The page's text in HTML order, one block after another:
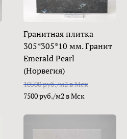
Гранитная плитка
305*305*10 мм. Гранит
Emerald Pearl
(Норвегия)
10500 руб./м2 в Мск
7500 руб./м2 в Мск